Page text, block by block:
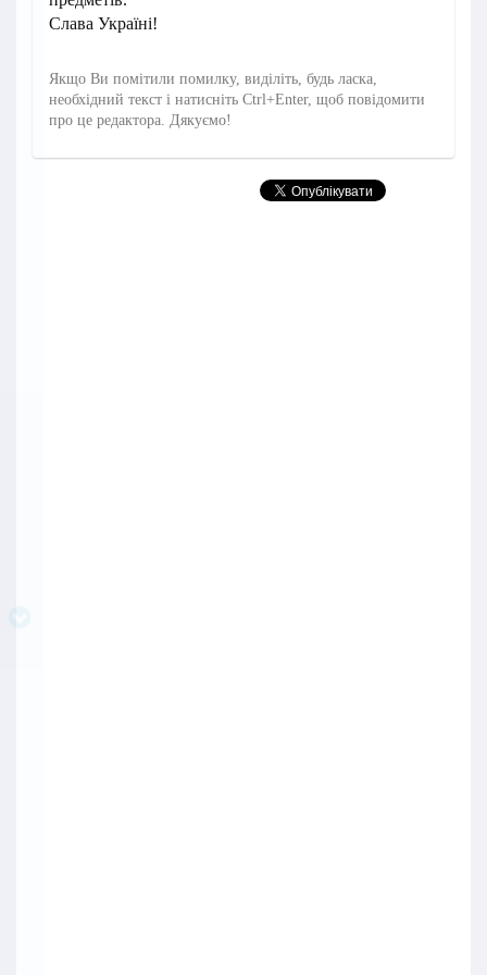
Слава Україні!
Якщо Ви помітили помилку, виділіть, будь ласка,
необхідний текст і натисніть Ctrl+Enter, щоб повідомити
про це редактора. Дякуємо!